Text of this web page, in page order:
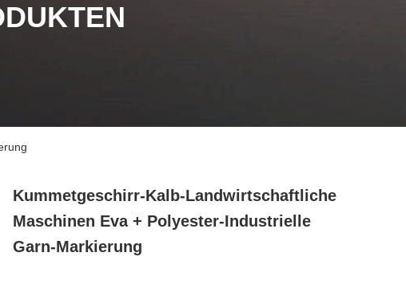
Kummetgeschirr-Kalb-Landwirtschaftliche
Maschinen Eva + Polyester-Industrielle
Garn-Markierung